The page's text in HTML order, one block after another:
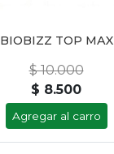
BIOBIZZ TOP MAX
$ 10.000
$ 8.500
Agregar al carro